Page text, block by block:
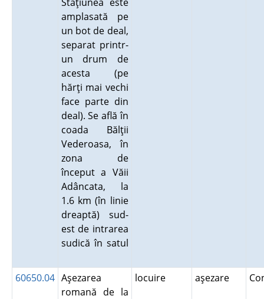
amplasată pe
un bot de deal,
separat printr-
un drum de
acesta (pe
hărţi mai vechi
face parte din
deal). Se află în
coada Bălţii
Vederoasa, în
zona de
început a Văii
Adâncata, la
1.6 km (în linie
dreaptă) sud-
est de intrarea
sudică în satul
60650.04 Aşezarea
romană de la
locuire aşezare